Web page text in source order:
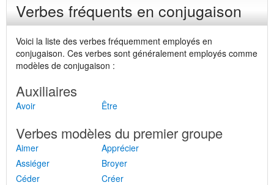
Verbes fréquents en conjugaison
Voici la liste des verbes fréquemment employés en
conjugaison. Ces verbes sont généralement employés comme
modèles de conjugaison :
Auxiliaires
Avoir Être
Verbes modèles du premier groupe
Aimer
Apprécier
Assiéger
Broyer
Céder
Créer